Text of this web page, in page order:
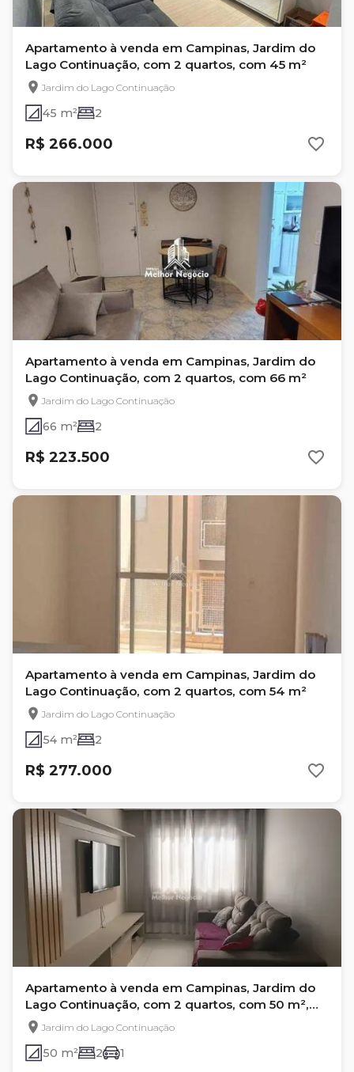
Apartamento à venda em Campinas, Jardim do
Lago Continuação, com 2 quartos, com 45 m²
Jardim do Lago Continuação
45 m² 2
R$ 266.000
Apartamento à venda em Campinas, Jardim do
Lago Continuação, com 2 quartos, com 66 m²
Jardim do Lago Continuação
66 m² 2
R$ 223.500
Apartamento à venda em Campinas, Jardim do
Lago Continuação, com 2 quartos, com 54 m²
Jardim do Lago Continuação
54 m² 2
R$ 277.000
Apartamento à venda em Campinas, Jardim do
Lago Continuação, com 2 quartos, com 50 m²,
GERAL
Jardim do Lago Continuação
50 m² 2 1